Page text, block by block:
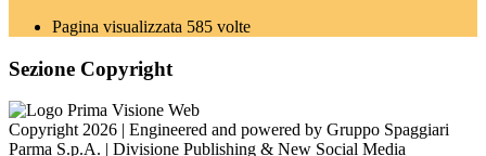
Pagina visualizzata 585 volte
Sezione Copyright
Copyright 2026 | Engineered and powered by Gruppo Spaggiari
Parma S.p.A. | Divisione Publishing & New Social Media